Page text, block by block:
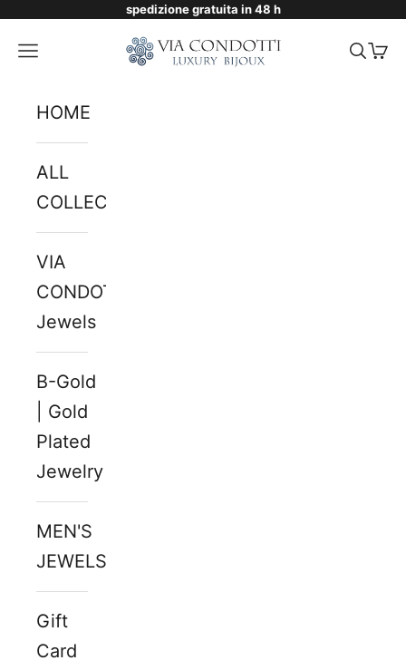
Skip to contentspedizione gratuita in 48 h
Via Condotti Store
Navigation menu Search
Cart
HOME
ALL
COLLECTIONS
VIA
CONDOTTI
Jewels
B-Gold
| Gold
Plated
Jewelry
MEN'S
JEWELS
Gift
Card